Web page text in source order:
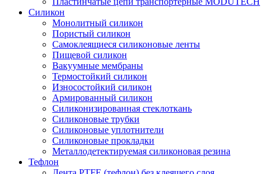
Силикон
Монолитный силикон
Пористый силикон
Самоклеящиеся силиконовые ленты
Пищевой силикон
Вакуумные мембраны
Термостойкий силикон
Износостойкий силикон
Армированный силикон
Силиконизированная стеклоткань
Силиконовые трубки
Силиконовые уплотнители
Силиконовые прокладки
Металлодетектируемая силиконовая резина
Тефлон